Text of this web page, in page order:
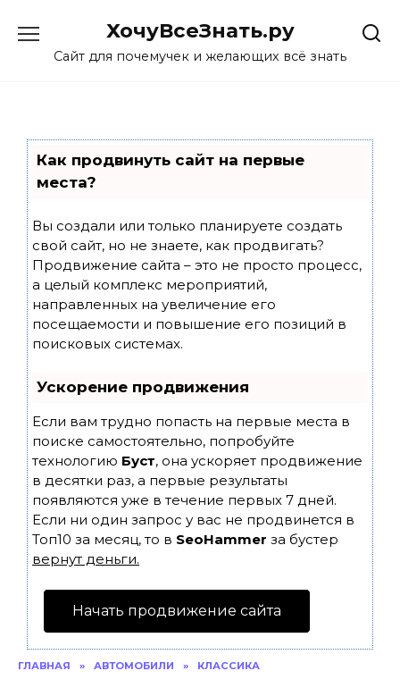
content
ХочуВсеЗнать.ру
Сайт для почемучек и желающих всё знать
Как продвинуть сайт на первые
места?
Вы создали или только планируете создать
свой сайт, но не знаете, как продвигать?
Продвижение сайта – это не просто процесс,
а целый комплекс мероприятий,
направленных на увеличение его
посещаемости и повышение его позиций в
поисковых системах.
Ускорение продвижения
Если вам трудно попасть на первые места в
поиске самостоятельно, попробуйте
технологию Буст, она ускоряет продвижение
в десятки раз, а первые результаты
появляются уже в течение первых 7 дней.
Если ни один запрос у вас не продвинется в
Топ10 за месяц, то в SeoHammer за бустер
вернут деньги.
Начать продвижение сайта
ГЛАВНАЯ » АВТОМОБИЛИ » КЛАССИКА